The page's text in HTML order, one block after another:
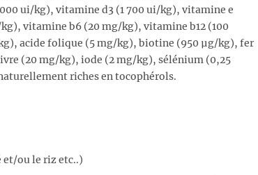
ui/kg), vitamine d3 (1 700 ui/kg), vitamine e
vitamine b6 (20 mg/kg), vitamine b12 (100
acide folique (5 mg/kg), biotine (950 µg/kg), fer
(20 mg/kg), iode (2 mg/kg), sélénium (0,25
riches en tocophérols.
et/ou le riz etc..)